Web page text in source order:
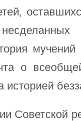
о
историей
Советской